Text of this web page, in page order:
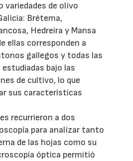
variedades de olivo
Brétema,
Hedreira y Mansa
ellas corresponden a
gallegos y todas las
bajo las
de cultivo, lo que
sus características
recurrieron a dos
para analizar tanto
de las hojas como su
óptica permitió